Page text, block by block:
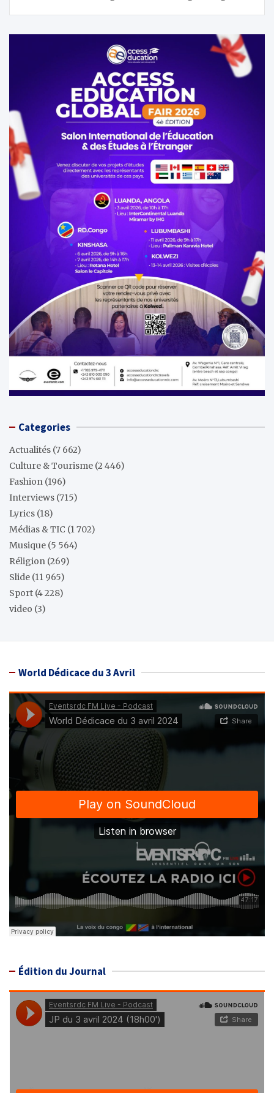
Categories
Actualités (7 662)
Culture & Tourisme (2 446)
Fashion (196)
Interviews (715)
Lyrics (18)
Médias & TIC (1 702)
Musique (5 564)
Réligion (269)
Slide (11 965)
Sport (4 228)
video (3)
World Dédicace du 3 Avril
Édition du Journal